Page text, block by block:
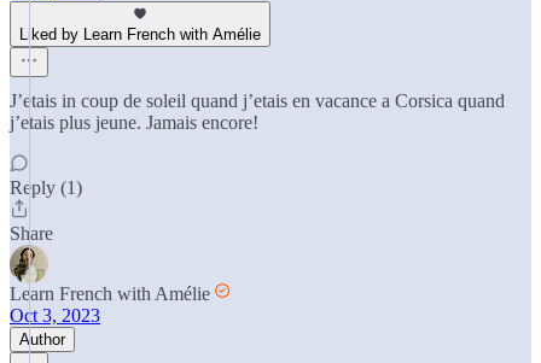
Liked by Learn French with Amélie
J’etais in coup de soleil quand j’etais en vacance a Corsica quand
j’etais plus jeune. Jamais encore!
Reply (1)
Share
Learn French with Amélie
Oct 3, 2023
Author